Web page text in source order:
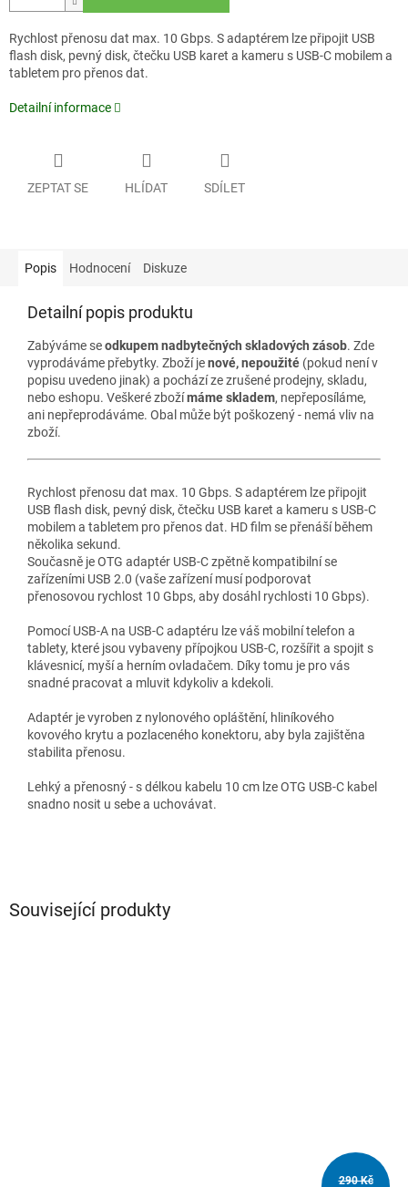
Rychlost přenosu dat max. 10 Gbps. S adaptérem lze připojit USB
flash disk, pevný disk, čtečku USB karet a kameru s USB-C mobilem a
tabletem pro přenos dat.
Detailní informace
ZEPTAT SE HLÍDAT SDÍLET
Popis Hodnocení Diskuze
Detailní popis produktu
Zabýváme seodkupem nadbytečných skladových zásob. Zde
vyprodáváme přebytky. Zboží jenové, nepoužité (pokud není v
popisu uvedeno jinak) a pochází ze zrušené prodejny, skladu,
nebo eshopu. Veškeré zbožímáme skladem, nepřeposíláme,
ani nepřeprodáváme. Obal může být poškozený - nemá vliv na
zboží.
Rychlost přenosu dat max. 10 Gbps. S adaptérem lze připojit
USB flash disk, pevný disk, čtečku USB karet a kameru s USB-C
mobilem a tabletem pro přenos dat. HD film se přenáší během
několika sekund.
Současně je OTG adaptér USB-C zpětně kompatibilní se
zařízeními USB 2.0 (vaše zařízení musí podporovat
přenosovou rychlost 10 Gbps, aby dosáhl rychlosti 10 Gbps).
Pomocí USB-A na USB-C adaptéru lze váš mobilní telefon a
tablety, které jsou vybaveny přípojkou USB-C, rozšířit a spojit s
klávesnicí, myší a herním ovladačem. Díky tomu je pro vás
snadné pracovat a mluvit kdykoliv a kdekoli.
Adaptér je vyroben z nylonového opláštění, hliníkového
kovového krytu a pozlaceného konektoru, aby byla zajištěna
stabilita přenosu.
Lehký a přenosný - s délkou kabelu 10 cm lze OTG USB-C kabel
snadno nosit u sebe a uchovávat.
Související produkty
290 Kč